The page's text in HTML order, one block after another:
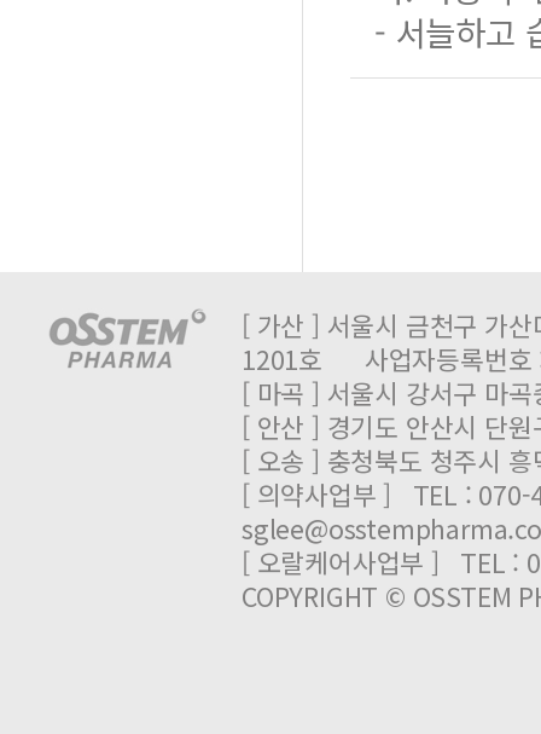
- 서늘하고
[ 가산 ] 서울시 금천구 가
1201호 사업자등록번
[ 마곡 ] 서울시 강서구 마
[ 안산 ] 경기도 안산시 단
[ 오송 ] 충청북도 청주시
[ 의약사업부 ] TEL :
[ 오랄케어사업부 ] TEL
COPYRIGHT © OSSTEM